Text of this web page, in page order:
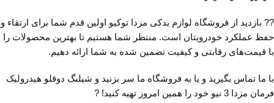
?? بازدید از فروشگاه لوازم یدکی مزدا توکیو اولین قدم شما برای ارتقاء و
حفظ عملکرد خودرویتان است. منتظر شما هستیم تا بهترین محصولات را
با قیمت‌های رقابتی و کیفیت تضمین شده به شما ارائه دهیم.
با ما تماس بگیرید و یا به فروشگاه ما سر بزنید و شیلنگ دوقلو هیدرولیک
فرمان مزدا 3 نیو خود را همین امروز تهیه کنید! ?